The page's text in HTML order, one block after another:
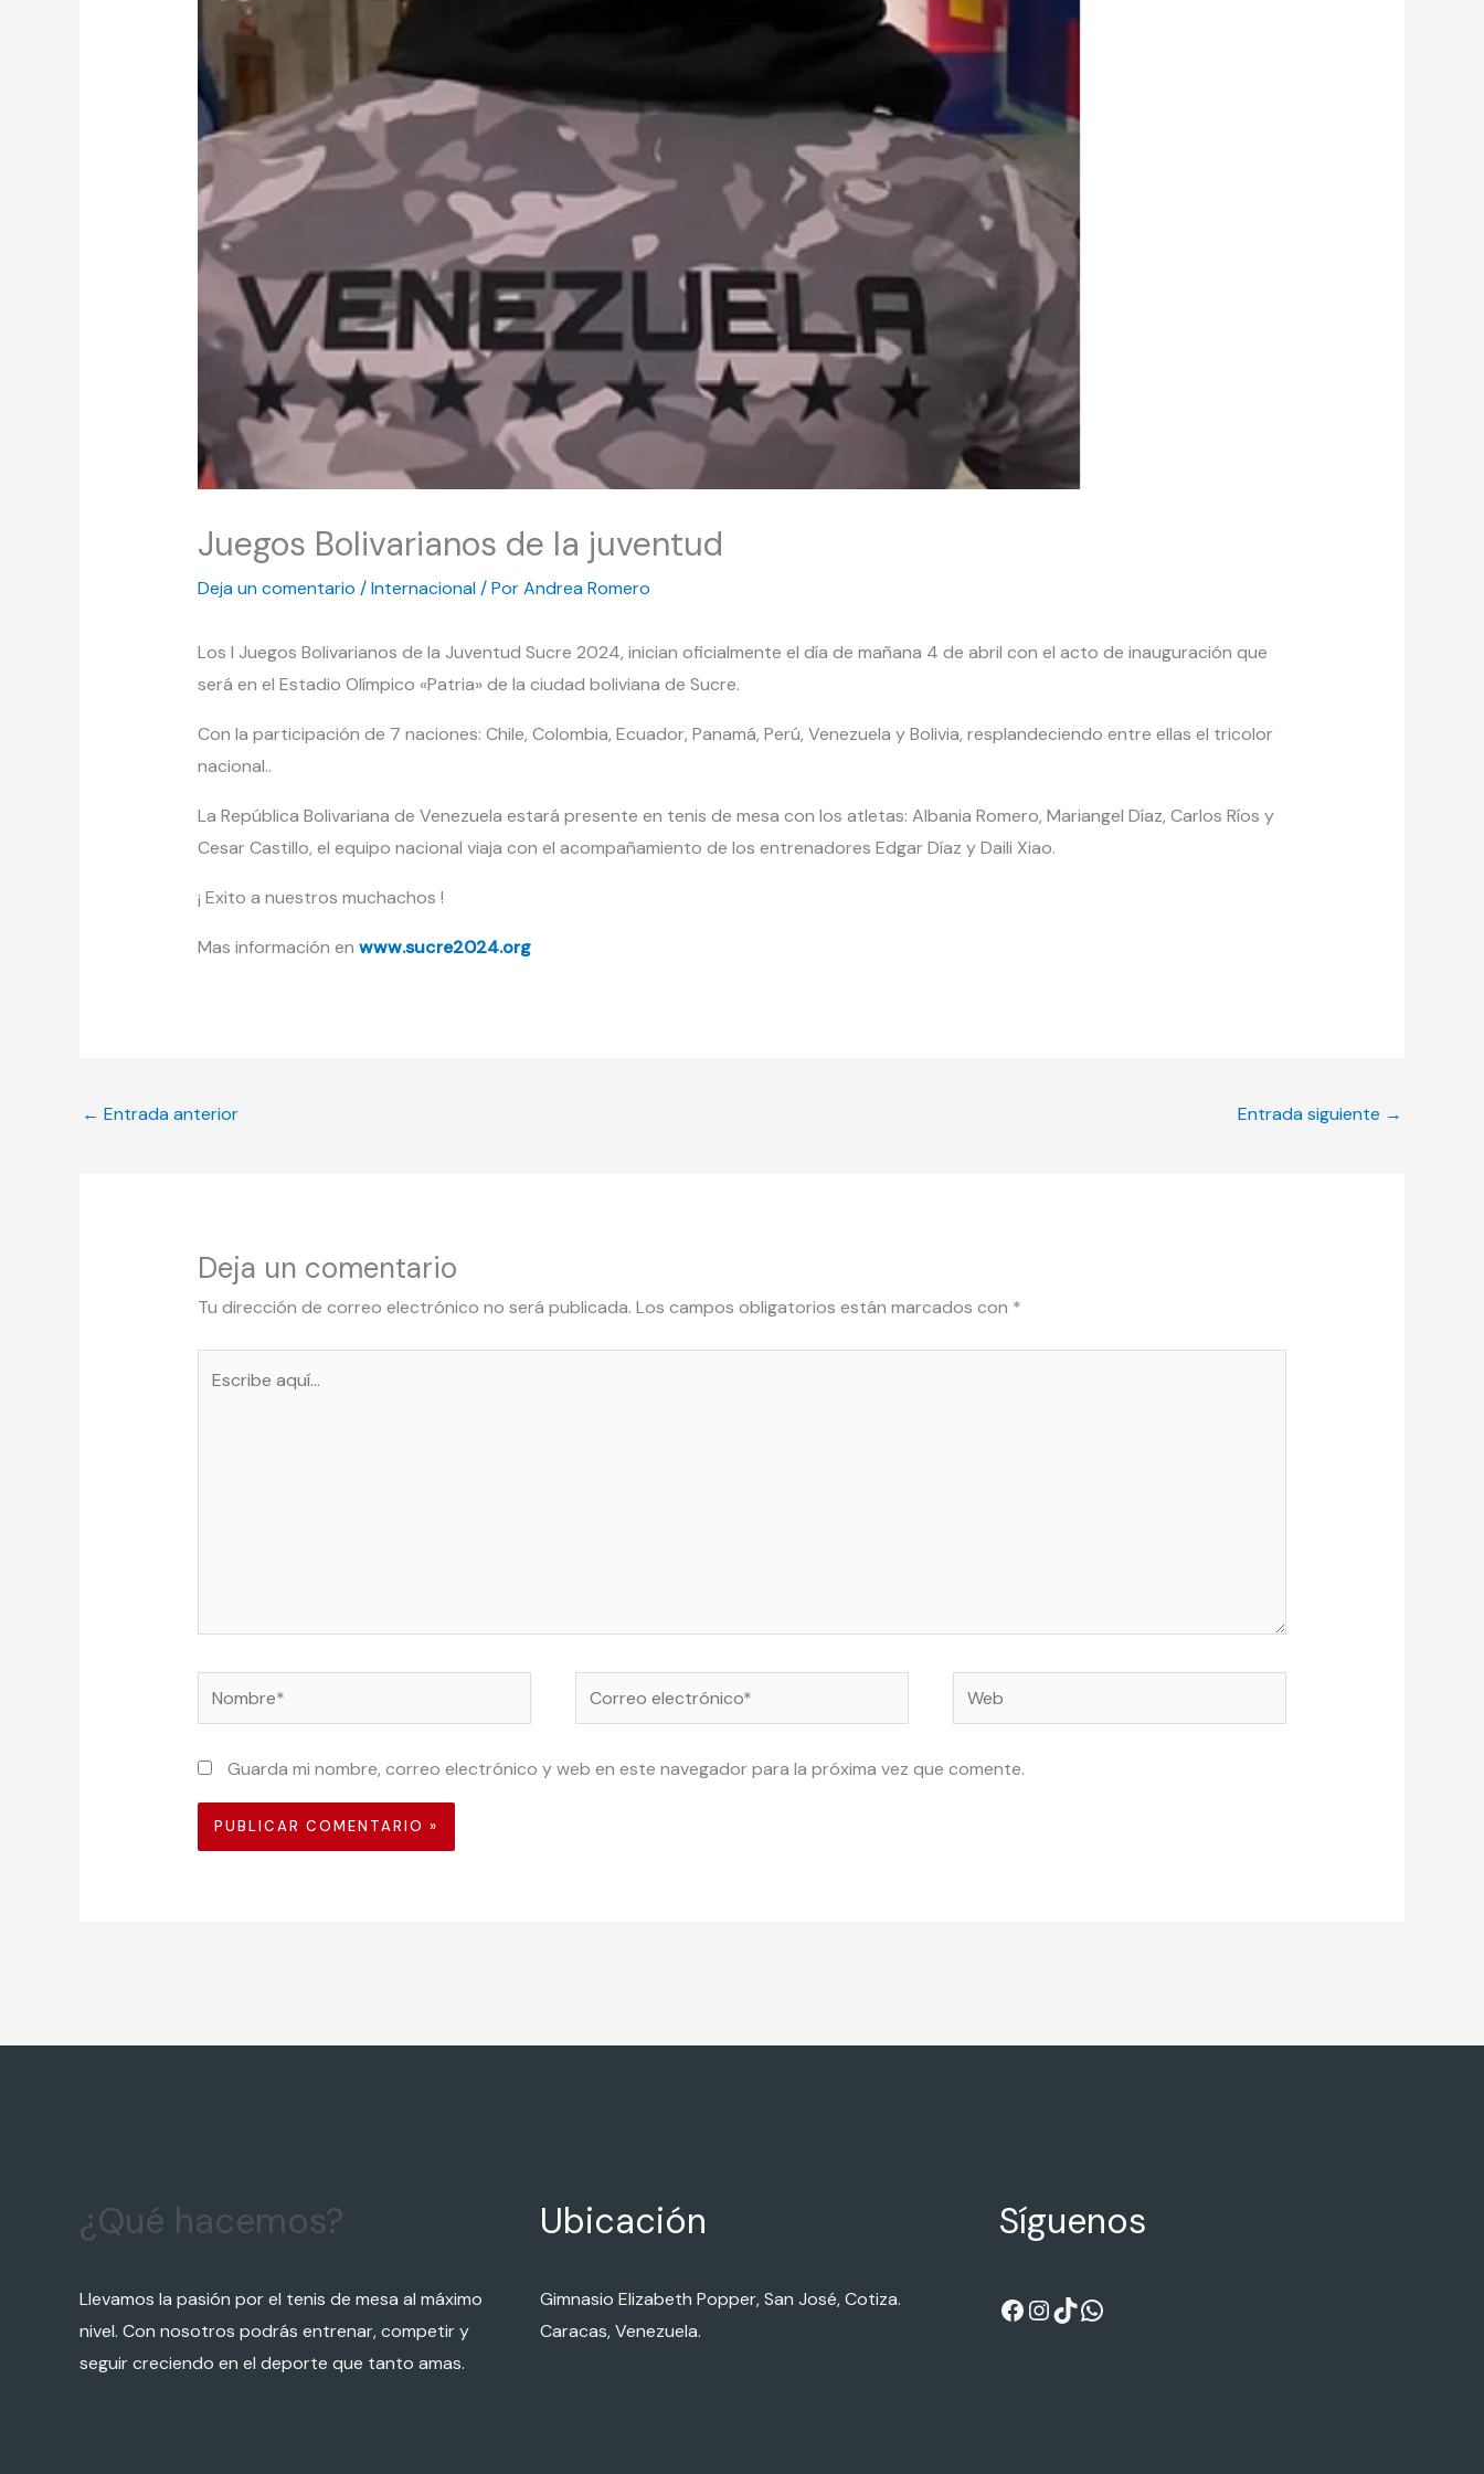
Juegos Bolivarianos de la juventud
Deja un comentario /Internacional/ PorAndrea Romero
Los I Juegos Bolivarianos de la Juventud Sucre 2024, inician oficialmente el día de mañana 4 de abril con el acto de inauguración que
será en el Estadio Olímpico «Patria» de la ciudad boliviana de Sucre.
Con la participación de 7 naciones: Chile, Colombia, Ecuador, Panamá, Perú, Venezuela y Bolivia, resplandeciendo entre ellas el tricolor
nacional..
La República Bolivariana de Venezuela estará presente en tenis de mesa con los atletas: Albania Romero, Mariangel Díaz, Carlos Ríos y
Cesar Castillo, el equipo nacional viaja con el acompañamiento de los entrenadores Edgar Díaz y Daili Xiao.
¡ Exito a nuestros muchachos !
Mas información en www.sucre2024.org
← Entrada anterior Entrada siguiente →
Deja un comentario
Tu dirección de correo electrónico no será publicada. Los campos obligatorios están marcados con *
Nombre*
Correo
electrónico*
Web
Guarda mi nombre, correo electrónico y web en este navegador para la próxima vez que comente.
¿Qué hacemos?
Llevamos la pasión por el tenis de mesa al máximo
nivel. Con nosotros podrás entrenar, competir y
seguir creciendo en el deporte que tanto amas.
Ubicación
Gimnasio Elizabeth Popper, San José, Cotiza.
Caracas, Venezuela.
Síguenos